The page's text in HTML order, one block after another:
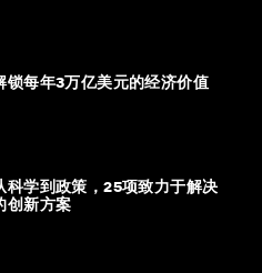
锁每年3万亿美元的经济价值
科学到政策，25项致力于解决
创新方案